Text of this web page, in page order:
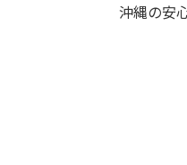
沖縄の安